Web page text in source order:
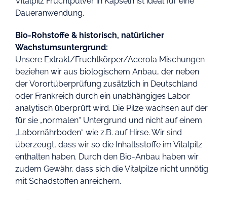
Daueranwendung.
Bio-Rohstoffe & historisch, natürlicher
Wachstumsuntergrund:
Unsere Extrakt/Fruchtkörper/Acerola Mischungen
beziehen wir aus biologischem Anbau, der neben
der Vorortüberprüfung zusätzlich in Deutschland
oder Frankreich durch ein unabhängiges Labor
analytisch überprüft wird. Die Pilze wachsen auf der
für sie „normalen“ Untergrund und nicht auf einem
„Labornährboden“ wie z.B. auf Hirse. Wir sind
überzeugt, dass wir so die Inhaltsstoffe im Vitalpilz
enthalten haben. Durch den Bio-Anbau haben wir
zudem Gewähr, dass sich die Vitalpilze nicht unnötig
mit Schadstoffen anreichern.